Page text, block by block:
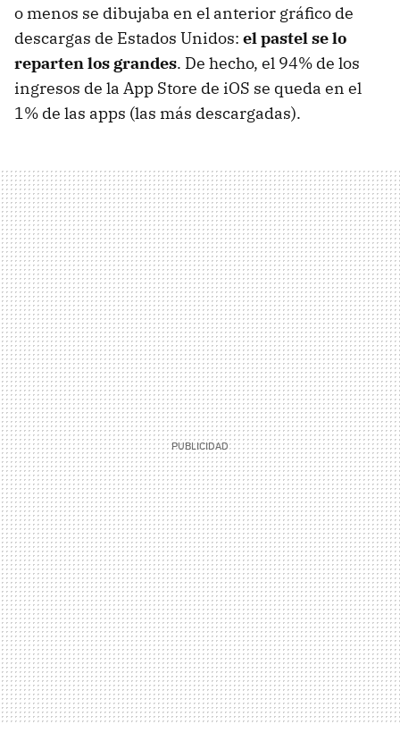
o menos se dibujaba en el anterior gráfico de
descargas de Estados Unidos: el pastel se lo
reparten los grandes. De hecho, el 94% de los
ingresos de la App Store de iOS se queda en el
1% de las apps (las más descargadas).